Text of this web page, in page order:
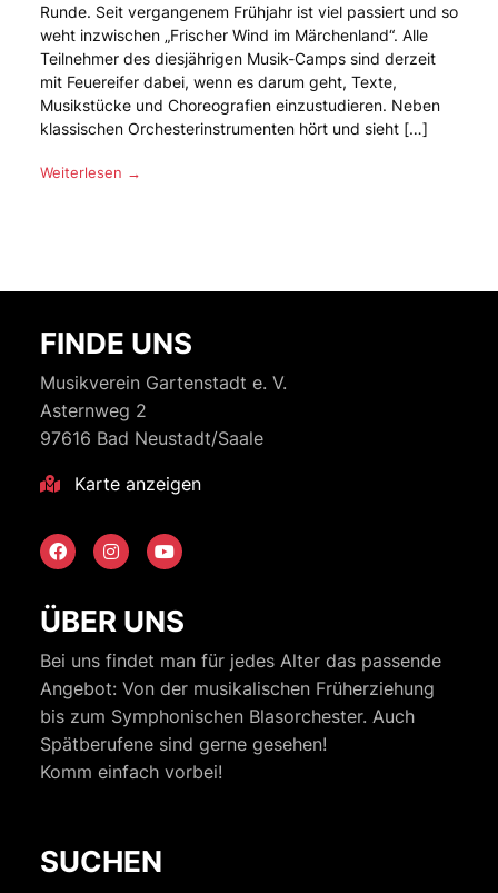
Runde. Seit vergangenem Frühjahr ist viel passiert und so
weht inzwischen „Frischer Wind im Märchenland“. Alle
Teilnehmer des diesjährigen Musik-Camps sind derzeit
mit Feuereifer dabei, wenn es darum geht, Texte,
Musikstücke und Choreografien einzustudieren. Neben
klassischen Orchesterinstrumenten hört und sieht […]
Weiterlesen →
FINDE UNS
Musikverein Gartenstadt e. V.
Asternweg 2
97616 Bad Neustadt/Saale
Karte anzeigen
ÜBER UNS
Bei uns findet man für jedes Alter das passende
Angebot: Von der musikalischen Früherziehung
bis zum Symphonischen Blasorchester. Auch
Spätberufene sind gerne gesehen!
Komm einfach vorbei!
SUCHEN